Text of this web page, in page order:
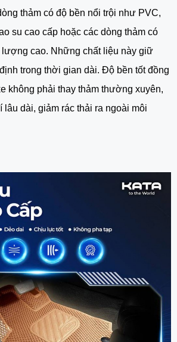
thảm có độ bền nổi trội như PVC,
su cao cấp hoặc các dòng thảm có
lượng cao. Những chất liệu này giữ
trong thời gian dài. Độ bền tốt đồng
không phải thay thảm thường xuyên,
lâu dài, giảm rác thải ra ngoài môi